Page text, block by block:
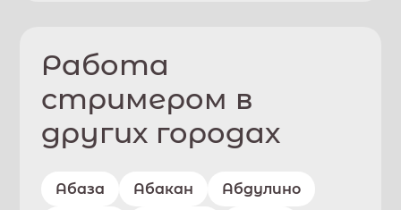
Работа
стримером в
других городах
Абаза Абакан Абдулино